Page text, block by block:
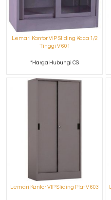
Lemari Kantor VIP Sliding Kaca 1/2
Tinggi V 601
*Harga Hubungi CS
Lemari Kantor VIP Sliding Plat V 603